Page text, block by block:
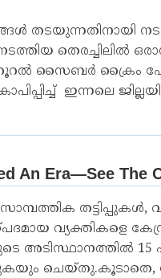
തടയുന്നതിനായി
തെരച്ചിലിൽ ഒരാൾ
റൂറൽ സൈബർ ക്രൈം
ഇന്നലെ
തട്ടിപ്പുകൾ,
വ്യക്തികളെ